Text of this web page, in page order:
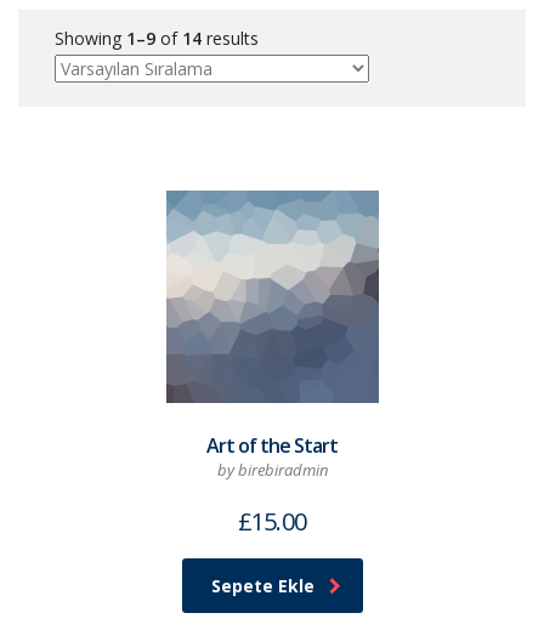
Showing 1–9 of 14 results
Art of the Start
by birebiradmin
£15.00
Sepete Ekle